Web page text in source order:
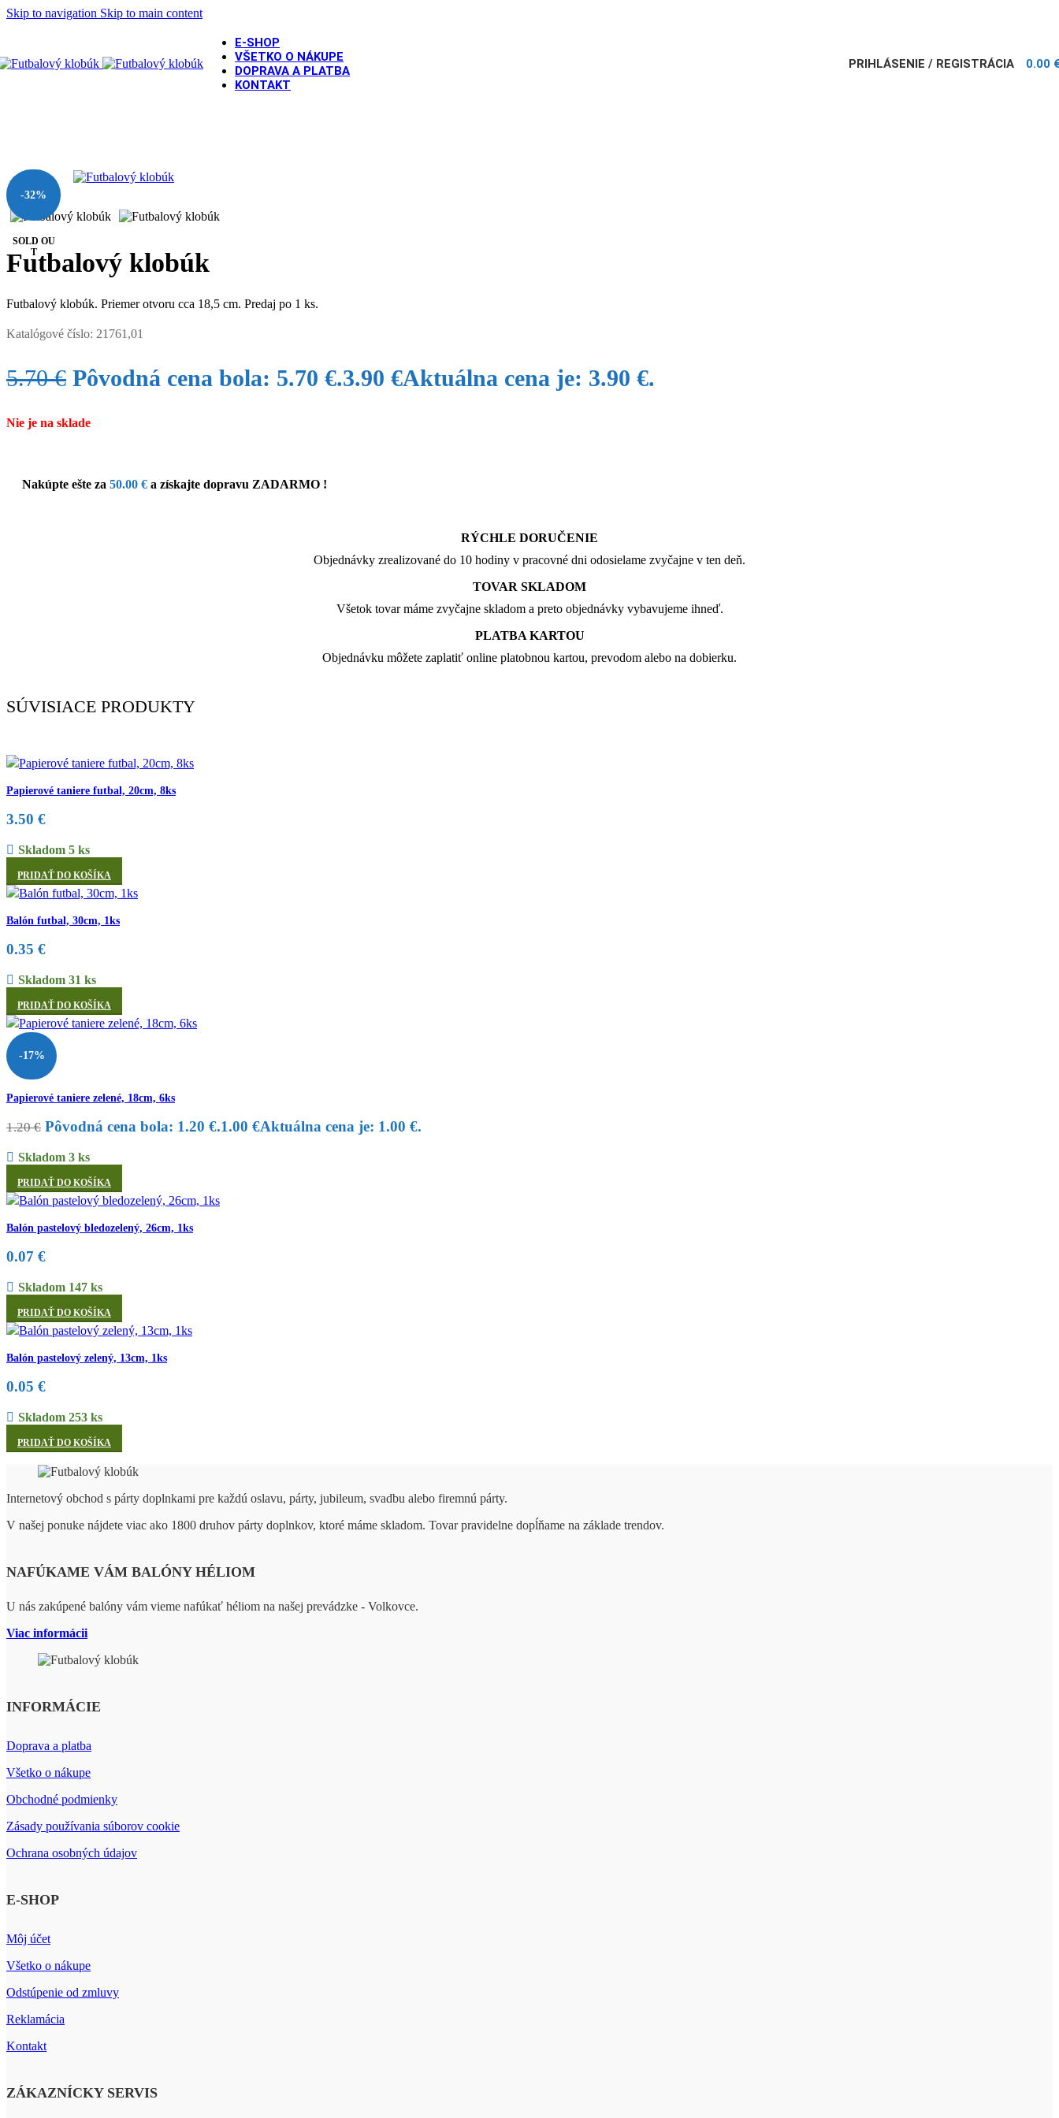
Skip to navigation Skip to main content
E-SHOP
VŠETKO O NÁKUPE
DOPRAVA A PLATBA
KONTAKT
PRIHLÁSENIE / REGISTRÁCIA 0.00
-32%
SOLD OU
T
Futbalový klobúk
Futbalový klobúk. Priemer otvoru cca 18,5 cm. Predaj po 1 ks.
Katalógové číslo: 21761,01
5.70€ Pôvodná cena bola: 5.70 €.3.90 €Aktuálna cena je: 3.90 €.
Nie je na sklade
Nakúpte ešte za 50.00 € a získajte dopravu ZADARMO !
RÝCHLE DORUČENIE
Objednávky zrealizované do 10 hodiny v pracovné dni odosielame zvyčajne v ten deň.
TOVAR SKLADOM
Všetok tovar máme zvyčajne skladom a preto objednávky vybavujeme ihneď.
PLATBA KARTOU
Objednávku môžete zaplatiť online platobnou kartou, prevodom alebo na dobierku.
SÚVISIACE PRODUKTY
Papierové taniere futbal, 20cm, 8ks
3.50 €
Skladom 5 ks
PRIDAŤ DO KOŠÍKA
Balón futbal, 30cm, 1ks
0.35 €
Skladom 31 ks
PRIDAŤ DO KOŠÍKA
-17%
Papierové taniere zelené, 18cm, 6ks
1.20€ Pôvodná cena bola: 1.20 €.1.00 €Aktuálna cena je: 1.00 €.
Skladom 3 ks
PRIDAŤ DO KOŠÍKA
Balón pastelový bledozelený, 26cm, 1ks
0.07 €
Skladom 147 ks
PRIDAŤ DO KOŠÍKA
Balón pastelový zelený, 13cm, 1ks
0.05 €
Skladom 253 ks
PRIDAŤ DO KOŠÍKA
Internetový obchod s párty doplnkami pre každú oslavu, párty, jubileum, svadbu alebo firemnú párty.
V našej ponuke nájdete viac ako 1800 druhov párty doplnkov, ktoré máme skladom. Tovar pravidelne dopĺňame na základe trendov.
NAFÚKAME VÁM BALÓNY HÉLIOM
U nás zakúpené balóny vám vieme nafúkať héliom na našej prevádzke - Volkovce.
Viac informácii
INFORMÁCIE
Doprava a platba
Všetko o nákupe
Obchodné podmienky
Zásady používania súborov cookie
Ochrana osobných údajov
E-SHOP
Môj účet
Všetko o nákupe
Odstúpenie od zmluvy
Reklamácia
Kontakt
ZÁKAZNÍCKY SERVIS